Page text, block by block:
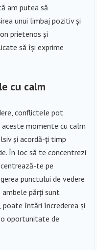
am putea să
unui limbaj pozitiv și
prietenos și
să își exprime
cu calm
conflictele pot
aceste momente cu calm
și acordă-ți timp
În loc să te concentrezi
te pe
punctului de vedere
părți sunt
poate întări încrederea și
oportunitate de